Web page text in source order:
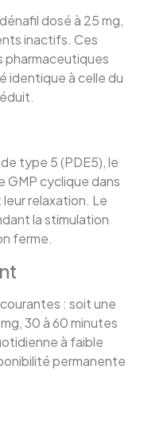
dosé à 25 mg,
inactifs. Ces
pharmaceutiques
identique à celle du
type 5 (PDE5), le
GMP cyclique dans
relaxation. Le
la stimulation
ferme.
: soit une
30 à 60 minutes
à faible
permanente